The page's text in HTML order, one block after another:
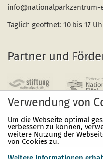
info@nationalparkzentrum-
Täglich geöffnet: 10 bis 17
Partner und
Verwendung von
Um die Webseite optimal
verbessern zu können,
weitere Nutzung der
von Cookies zu.